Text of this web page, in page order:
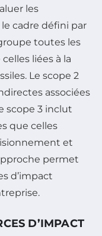
les
le cadre défini par
toutes les
liées à la
Le scope 2
associées
scope 3 inclut
que celles
et
permet
d’impact
D’IMPACT